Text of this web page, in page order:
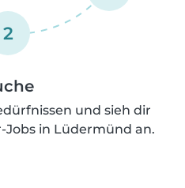
2
und sieh dir
in Lüdermünd an.